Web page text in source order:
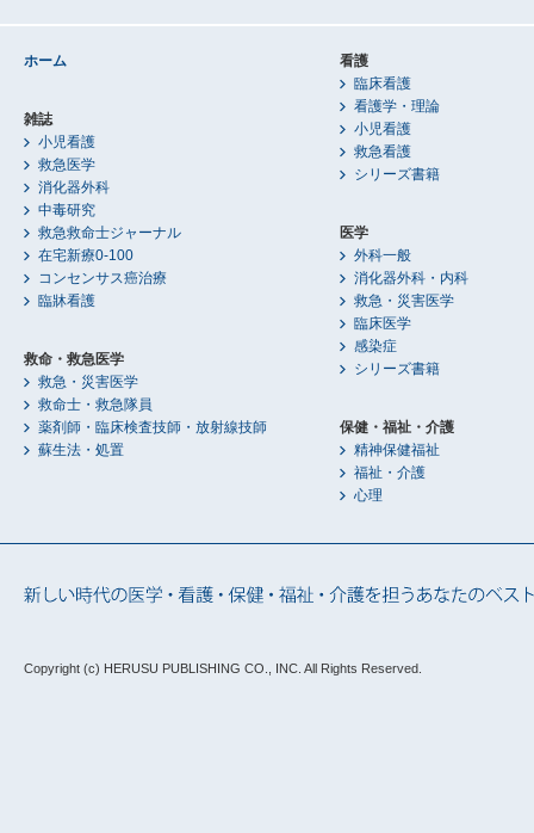
ホーム
雑誌
小児看護
救急医学
消化器外科
中毒研究
救急救命士ジャーナル
在宅新療0-100
コンセンサス癌治療
臨牀看護
救命・救急医学
救急・災害医学
救命士・救急隊員
薬剤師・臨床検査技師・放射線技師
蘇生法・処置
看護
臨床看護
看護学・理論
小児看護
救急看護
シリーズ書籍
医学
外科一般
消化器外科・内科
救急・災害医学
臨床医学
感染症
シリーズ書籍
保健・福祉・介護
精神保健福祉
福祉・介護
心理
Copyright (c) HERUSU PUBLISHING CO., INC. All Rights Reserved.